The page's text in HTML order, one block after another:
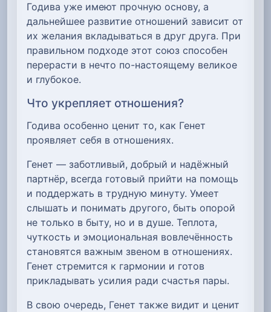
Годива уже имеют прочную основу, а
дальнейшее развитие отношений зависит от
их желания вкладываться в друг друга. При
правильном подходе этот союз способен
перерасти в нечто по-настоящему великое
и глубокое.
Что укрепляет отношения?
Годива особенно ценит то, как Генет
проявляет себя в отношениях.
Генет — заботливый, добрый и надёжный
партнёр, всегда готовый прийти на помощь
и поддержать в трудную минуту. Умеет
слышать и понимать другого, быть опорой
не только в быту, но и в душе. Теплота,
чуткость и эмоциональная вовлечённость
становятся важным звеном в отношениях.
Генет стремится к гармонии и готов
прикладывать усилия ради счастья пары.
В свою очередь, Генет также видит и ценит